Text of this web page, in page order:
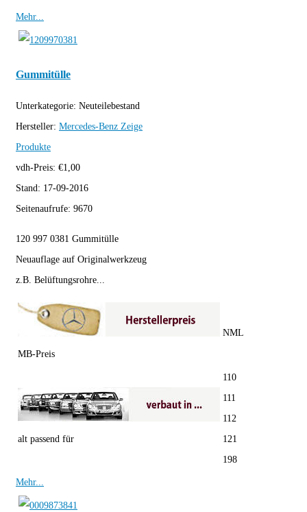
Mehr...
Gummitülle
Unterkategorie: Neuteilebestand
Hersteller: Mercedes-Benz Zeige
Produkte
vdh-Preis: €1,00
Stand: 17-09-2016
Seitenaufrufe: 9670
120 997 0381 Gummitülle
Neuauflage auf Originalwerkzeug
z.B. Belüftungsrohre...
MB-Preis
NML
alt passend für
110
111
112
121
198
Mehr...